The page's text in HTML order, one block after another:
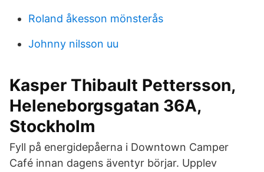
Roland åkesson mönsterås
Johnny nilsson uu
Kasper Thibault Pettersson,
Heleneborgsgatan 36A,
Stockholm
Fyll på energidepåerna i Downtown Camper
Café innan dagens äventyr börjar. Upplev